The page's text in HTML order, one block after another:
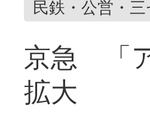
民鉄・公営・三
京急 「
拡大